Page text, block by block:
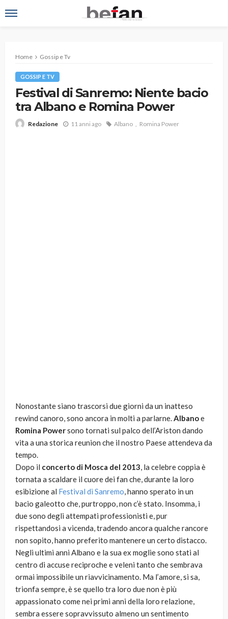
Home Gossip e Tv
GOSSIP E TV
Festival di Sanremo: Niente bacio
tra Albano e Romina Power
Redazione 11 anni ago Albano Romina Power
Nonostante siano trascorsi due giorni da un inatteso
rewind canoro, sono ancora in molti a parlarne.Albanoe
Romina Powersono tornati sul palco dell’Ariston dando
vita a una storica reunion che il nostro Paese attendeva da
tempo.
Dopo il concerto di Mosca del 2013, la celebre coppia è
tornata a scaldare il cuore dei fan che, durante la loro
esibizione al Festival di Sanremo, hanno sperato in un
bacio galeotto che, purtroppo, non c’è stato. Insomma, i
due sono degli attempati professionisti e, pur
rispettandosi a vicenda, tradendo ancora qualche rancore
non sopito, hanno preferito mantenere un certo distacco.
Negli ultimi anni Albano e la sua ex moglie sono stati al
centro di accuse reciproche e veleni tanto che sembrava
ormai impossibile un riavvicinamento. Ma l’amore, si sa,
trionfa sempre, è se quello tra loro due non è più
appassionato come nei primi anni della loro relazione,
sembra essere sopravvissuto almeno un sentimento